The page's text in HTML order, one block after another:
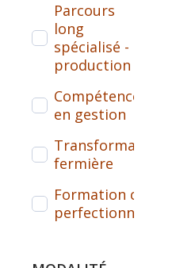
Parcours
long
spécialisé -
production
Compétences
en gestion
Transformation
fermière
Formation courte /
perfectionnement